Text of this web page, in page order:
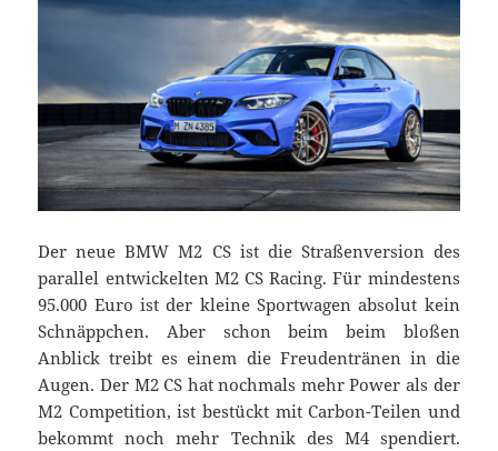
Der neue BMW M2 CS ist die Straßenversion des
parallel entwickelten M2 CS Racing. Für mindestens
95.000 Euro ist der kleine Sportwagen absolut kein
Schnäppchen. Aber schon beim beim bloßen
Anblick treibt es einem die Freudentränen in die
Augen. Der M2 CS hat nochmals mehr Power als der
M2 Competition, ist bestückt mit Carbon-Teilen und
bekommt noch mehr Technik des M4 spendiert.